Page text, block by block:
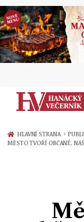
Zprávy
Ekonomika
HLAVNÍ STRANA ›
MĚSTO TVOŘÍ OBČANÉ.